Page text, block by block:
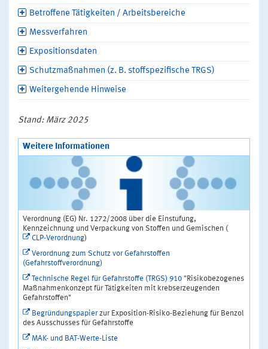
Betroffene Tätigkeiten / Arbeitsbereiche
Messverfahren
Expositionsdaten
Schutzmaßnahmen (z. B. stoffspezifische TRGS)
Weitergehende Hinweise
Stand: März 2025
Weitere Informationen
Verordnung (EG) Nr. 1272/2008 über die Einstufung,
Kennzeichnung und Verpackung von Stoffen und Gemischen (
CLP-Verordnung)
Verordnung zum Schutz vor Gefahrstoffen
(Gefahrstoffverordnung)
Technische Regel für Gefahrstoffe (TRGS) 910 "Risikobezogenes
Maßnahmenkonzept für Tätigkeiten mit krebserzeugenden
Gefahrstoffen"
Begründungspapierzur Exposition-Risiko-Beziehung für Benzol
des Ausschusses für Gefahrstoffe
MAK- und BAT-Werte-Liste